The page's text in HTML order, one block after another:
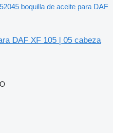
boquilla de aceite para DAF
DAF XF 105 | 05 cabeza